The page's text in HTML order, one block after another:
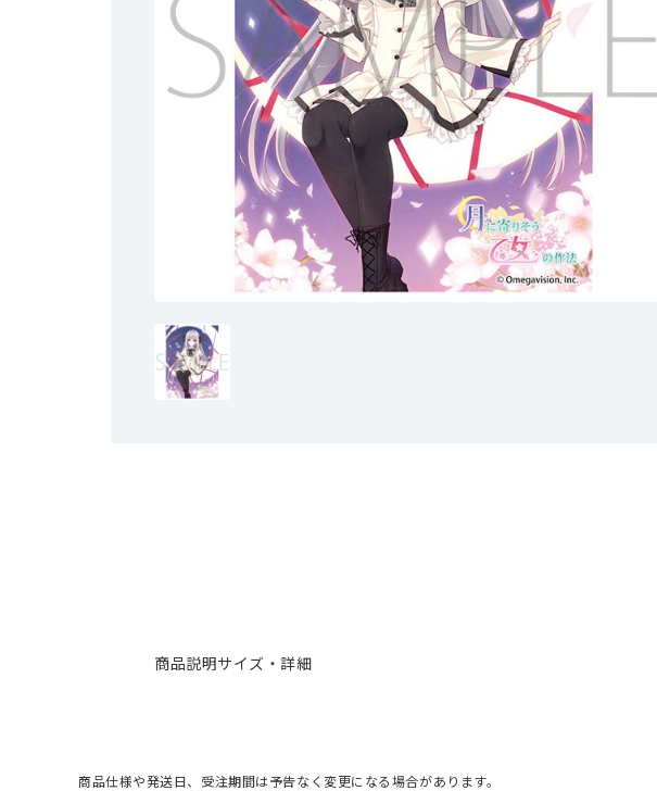
商品説明サイズ・詳細
商品仕様や発送日、受注期間は予告なく変更になる場合があります。